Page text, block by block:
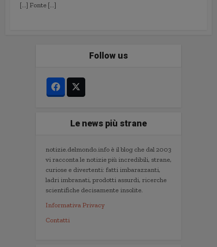
[…] Fonte […]
Follow us
Le news più strane
notizie.delmondo.info è il blog che dal 2003
vi racconta le notizie più incredibili, strane,
curiose e divertenti: fatti imbarazzanti,
ladri imbranati, prodotti assurdi, ricerche
scientifiche decisamente insolite.
Informativa Privacy
Contatti